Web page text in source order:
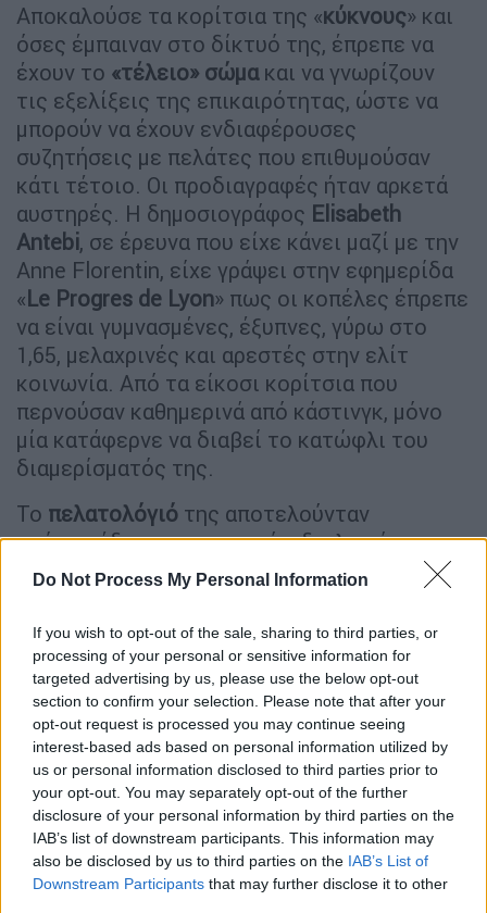
Do Not Process My Personal Information
If you wish to opt-out of the sale, sharing to third parties, or
processing of your personal or sensitive information for
targeted advertising by us, please use the below opt-out
section to confirm your selection. Please note that after your
opt-out request is processed you may continue seeing
interest-based ads based on personal information utilized by
us or personal information disclosed to third parties prior to
your opt-out. You may separately opt-out of the further
disclosure of your personal information by third parties on the
IAB’s list of downstream participants. This information may
also be disclosed by us to third parties on the IAB’s List of
Downstream Participants that may further disclose it to other
Αποκαλούσε τα κορίτσια της «κύκνους» και
όσες έμπαιναν στο δίκτυό της, έπρεπε να
έχουν το «τέλειο» σώμακαι να γνωρίζουν
τις εξελίξεις της επικαιρότητας, ώστε να
μπορούν να έχουν ενδιαφέρουσες
συζητήσεις με πελάτες που επιθυμούσαν
κάτι τέτοιο. Οι προδιαγραφές ήταν αρκετά
αυστηρές. Η δημοσιογράφος Elisabeth
Antebi, σε έρευνα που είχε κάνει μαζί με την
Anne Florentin, είχε γράψει στην εφημερίδα
«Le Progres de Lyon» πως οι κοπέλες έπρεπε
να είναι γυμνασμένες, έξυπνες, γύρω στο
1,65, μελαχρινές και αρεστές στην ελίτ
κοινωνία. Από τα είκοσι κορίτσια που
περνούσαν καθημερινά από κάστινγκ, μόνο
μία κατάφερνε να διαβεί το κατώφλι του
διαμερίσματός της.
Το πελατολόγιό της αποτελούνταν
από προέδρους, υπουργούς, διπλωμάτες,
γαλαζοαίματους, ανώτερα στελέχη
τραπεζικά στελέχη, κινηματογραφικούς
αστέρες, διάσημους μουσικούς και
δικτάτορες. Μεταξύ άλλων, οMarlon Brando
οPablo Picasso , οΑριστοτέλης Ωνάσης, ο
βασικός μέτοχος της FiatGianni Agnelli και ο
Σάχης του Ιράν . «Είναι τόσο συναρπαστικό ν'
ακούς έναν δισεκατομμυριούχο ή έναν
αρχηγό κράτους να κάνει τη φωνή του να
μοιάζει με παιδιού για να σου ζητήσει αυτό
που θέλει» είχε δηλώσει η ίδια.